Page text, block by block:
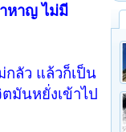
หาญ ไม่มี
ลัว แล้วก็เป็น
ตมันหยั่งเข้าไป